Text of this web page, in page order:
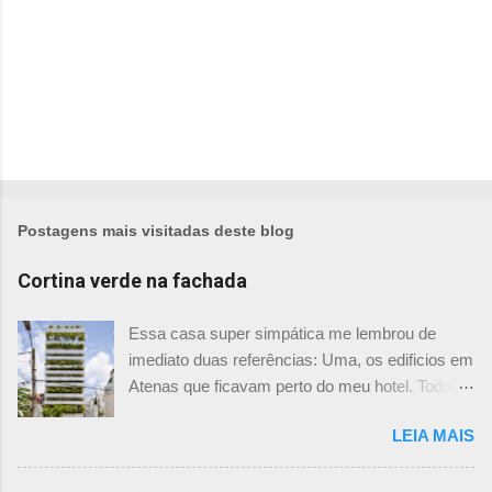
Postagens mais visitadas deste blog
Cortina verde na fachada
Essa casa super simpática me lembrou de
imediato duas referências: Uma, os edificios em
Atenas que ficavam perto do meu hotel. Todos
ficassem tão simpáticos! Mas olhando com
mais foco, me veio a segunda referência. Na
LEIA MAIS